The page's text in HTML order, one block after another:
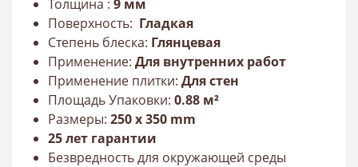
Толщина : 9 мм
Поверхность: Гладкая
Степень блеска: Глянцевая
Применение: Для внутренних работ
Применение плитки: Для стен
Площадь Упаковки: 0.88 м²
Размеры: 250 х 350 mm
25 лет гарантии
Безвредность для окружающей среды